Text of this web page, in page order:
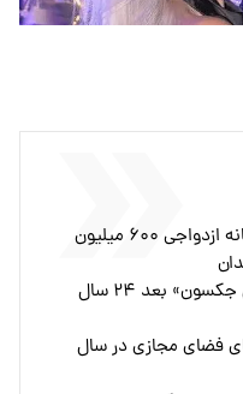
جف بزوس و لورن سانچز در آستانه ازدواجی ۶۰۰ میلیون
تغییر چهره «پاریس دختر مایکل جکسون» بعد ۲۴ سال
فضای مجازی در سال